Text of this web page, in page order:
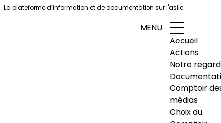
Aller au contenu
La plateforme d’information et de documentation sur l'asile
MENU
Accueil
Actions
Notre regard
Comptoir
médias
Choix du